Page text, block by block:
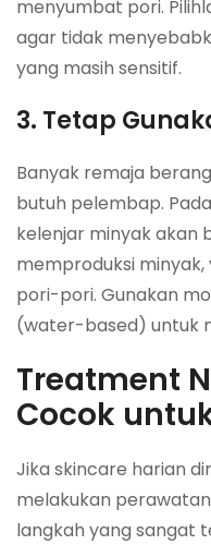
menyumbat pori.
agar tidak
yang masih sensitif.
3. Tetap
Banyak remaja
butuh pelembap.
kelenjar minyak akan
memproduksi
pori-pori. Gunakan
(water-based) untuk
Treatment
Cocok
Jika skincare harian
melakukan
langkah yang sangat